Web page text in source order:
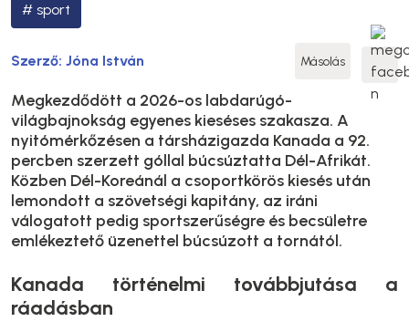
sport
Szerző: Jóna István Másolás
Megkezdődött a 2026-os labdarúgó-
világbajnokság egyenes kieséses szakasza. A
nyitómérkőzésen a társházigazda Kanada a 92.
percben szerzett góllal búcsúztatta Dél-Afrikát.
Közben Dél-Koreánál a csoportkörös kiesés után
lemondott a szövetségi kapitány, az iráni
válogatott pedig sportszerűségre és becsületre
emlékeztető üzenettel búcsúzott a tornától.
Kanada történelmi továbbjutása a
ráadásban